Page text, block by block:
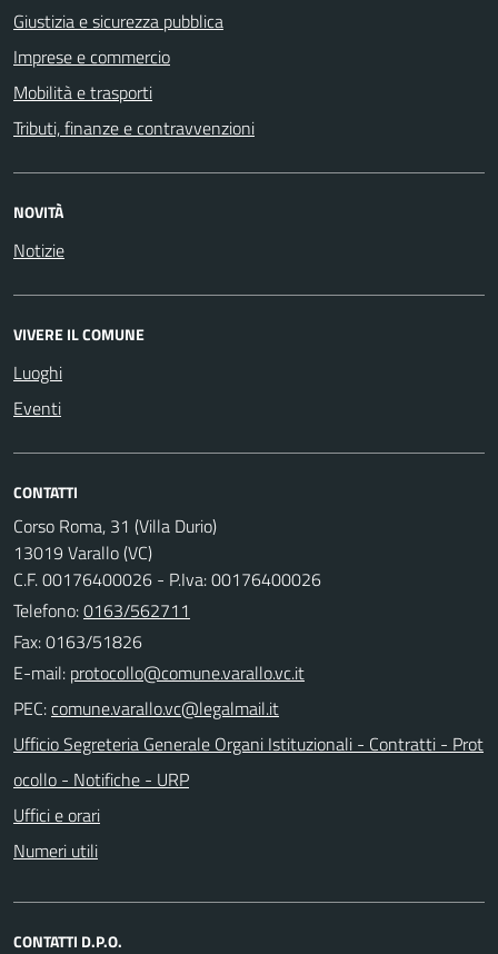
Giustizia e sicurezza pubblica
Imprese e commercio
Mobilità e trasporti
Tributi, finanze e contravvenzioni
NOVITÀ
Notizie
VIVERE IL COMUNE
Luoghi
Eventi
CONTATTI
Corso Roma, 31 (Villa Durio)
13019 Varallo (VC)
C.F. 00176400026 - P.Iva: 00176400026
Telefono:0163/562711
Fax: 0163/51826
E-mail:
PEC:
Ufficio Segreteria Generale Organi Istituzionali - Contratti - Prot
ocollo - Notifiche - URP
Uffici e orari
Numeri utili
CONTATTI D.P.O.